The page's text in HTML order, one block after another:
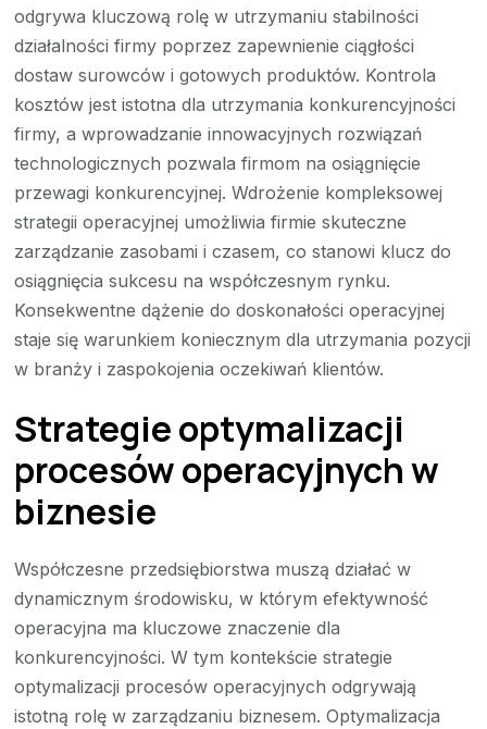
odgrywa kluczową rolę w utrzymaniu stabilności
działalności firmy poprzez zapewnienie ciągłości
dostaw surowców i gotowych produktów. Kontrola
kosztów jest istotna dla utrzymania konkurencyjności
firmy, a wprowadzanie innowacyjnych rozwiązań
technologicznych pozwala firmom na osiągnięcie
przewagi konkurencyjnej. Wdrożenie kompleksowej
strategii operacyjnej umożliwia firmie skuteczne
zarządzanie zasobami i czasem, co stanowi klucz do
osiągnięcia sukcesu na współczesnym rynku.
Konsekwentne dążenie do doskonałości operacyjnej
staje się warunkiem koniecznym dla utrzymania pozycji
w branży i zaspokojenia oczekiwań klientów.
Strategie optymalizacji
procesów operacyjnych w
biznesie
Współczesne przedsiębiorstwa muszą działać w
dynamicznym środowisku, w którym efektywność
operacyjna ma kluczowe znaczenie dla
konkurencyjności. W tym kontekście strategie
optymalizacji procesów operacyjnych odgrywają
istotną rolę w zarządzaniu biznesem. Optymalizacja